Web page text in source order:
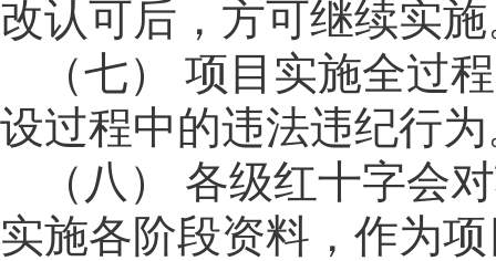
改认可后，方可继续实
（七）
项目实施全过
设过程中的违法违纪行
（八）
各级红十字会
实施各阶段资料，作为